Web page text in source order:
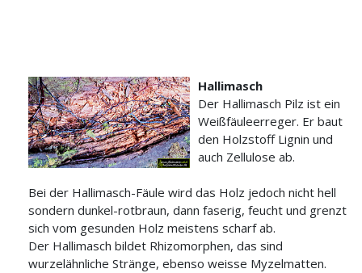
Hallimasch
Der Hallimasch Pilz ist ein
Weißfäuleerreger. Er baut
den Holzstoff Lignin und
auch Zellulose ab.
Bei der Hallimasch-Fäule wird das Holz jedoch nicht hell
sondern dunkel-rotbraun, dann faserig, feucht und grenzt
sich vom gesunden Holz meistens scharf ab.
Der Hallimasch bildet Rhizomorphen, das sind
wurzelähnliche Stränge, ebenso weisse Myzelmatten.